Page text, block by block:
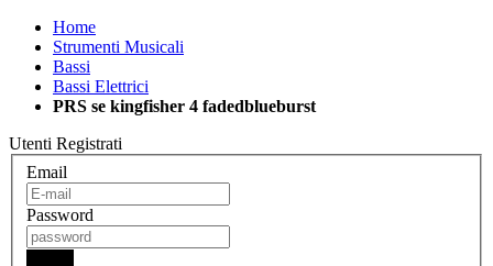
Home
Strumenti Musicali
Bassi
Bassi Elettrici
PRS se kingfisher 4 fadedblueburst
Utenti Registrati
Email
Password